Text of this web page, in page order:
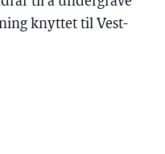
knyttet til Vest-